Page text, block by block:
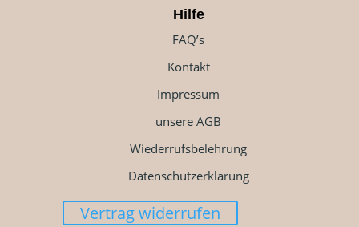
Hilfe
FAQ’s
Kontakt
Impressum
unsere AGB
Wiederrufsbelehrung
Datenschutzerklarung
Vertrag widerrufen